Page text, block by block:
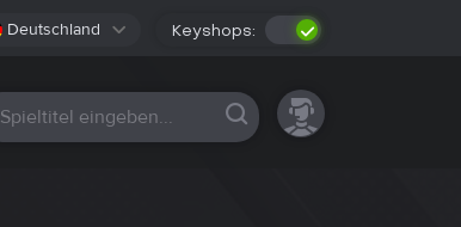
Deutschland Keyshops:
Alle Plattformen